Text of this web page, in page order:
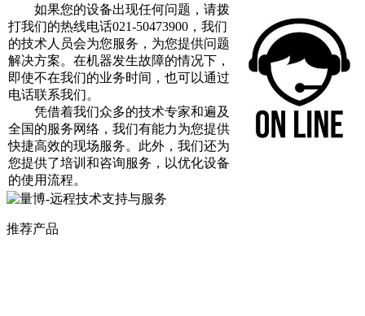
如果您的设备出现任何问题，请拨
打我们的热线电话021-50473900，我们
的技术人员会为您服务，为您提供问题
解决方案。在机器发生故障的情况下，
即使不在我们的业务时间，也可以通过
电话联系我们。
凭借着我们众多的技术专家和遍及
全国的服务网络，我们有能力为您提供
快捷高效的现场服务。此外，我们还为
您提供了培训和咨询服务，以优化设备
的使用流程。
推荐产品